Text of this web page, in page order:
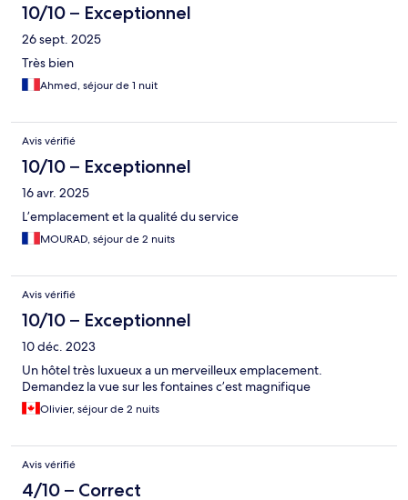
10/10 – Exceptionnel
26 sept. 2025
Très bien
Ahmed, séjour de 1 nuit
Avis vérifié
10/10 – Exceptionnel
16 avr. 2025
L’emplacement et la qualité du service
MOURAD, séjour de 2 nuits
Avis vérifié
10/10 – Exceptionnel
10 déc. 2023
Un hôtel très luxueux a un merveilleux emplacement.
Demandez la vue sur les fontaines c’est magnifique
Olivier, séjour de 2 nuits
Avis vérifié
4/10 – Correct